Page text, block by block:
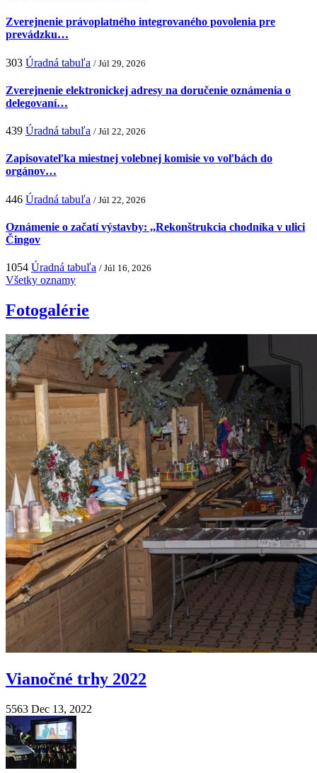
Zverejnenie právoplatného integrovaného povolenia pre
prevádzku…
303 Úradná tabuľa / Júl 29, 2026
Zverejnenie elektronickej adresy na doručenie oznámenia o
delegovaní…
439 Úradná tabuľa / Júl 22, 2026
Zapisovateľka miestnej volebnej komisie vo voľbách do
orgánov…
446 Úradná tabuľa / Júl 22, 2026
Oznámenie o začatí výstavby: ,,Rekonštrukcia chodníka v ulici
Čingov
1054 Úradná tabuľa / Júl 16, 2026
Všetky oznamy
Fotogalérie
Vianočné trhy 2022
5563 Dec 13, 2022